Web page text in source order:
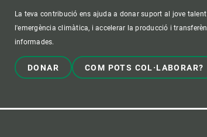
La teva contribució ens ajuda a donar suport al jove
l'emergència climàtica, i accelerar la producció i
informades.
DONAR COM POTS COL·LABORAR?